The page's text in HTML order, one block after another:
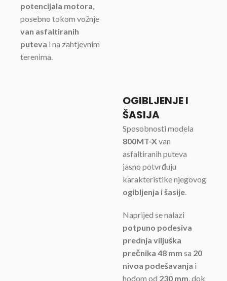
potencijala motora
posebno tokom vožnje
van asfaltiranih
puteva i na zahtjevnim
terenima.
OGIBLJENJE I
ŠASIJA
Sposobnosti modela
800MT-Xvan
asfaltiranih puteva
jasno potvrđuju
karakteristike njegovog
ogibljenja i šasije
Naprijed se nalazi
potpuno podesiva
prednja viljuška
prečnika 48 mm sa 20
nivoa podešavanja i
hodom od 230 mm , dok